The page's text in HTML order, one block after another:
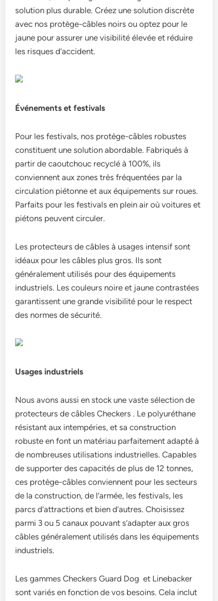
solution plus durable. Créez une solution discrète
avec nos protège-câbles noirs ou optez pour le
jaune pour assurer une visibilité élevée et réduire
les risques d’accident.
Événements et festivals
Pour les festivals, nos protège-câbles robustes
constituent une solution abordable. Fabriqués à
partir de caoutchouc recyclé à 100%, ils
conviennent aux zones très fréquentées par la
circulation piétonne et aux équipements sur roues.
Parfaits pour les festivals en plein air où voitures et
piétons peuvent circuler.
Les protecteurs de câbles à usages intensif sont
idéaux pour les câbles plus gros. Ils sont
généralement utilisés pour des équipements
industriels. Les couleurs noire et jaune contrastées
garantissent une grande visibilité pour le respect
des normes de sécurité.
Usages industriels
Nous avons aussi en stock une vaste sélection de
protecteurs de câbles Checkers . Le polyuréthane
résistant aux intempéries, et sa construction
robuste en font un matériau parfaitement adapté à
de nombreuses utilisations industrielles. Capables
de supporter des capacités de plus de 12 tonnes,
ces protège-câbles conviennent pour les secteurs
de la construction, de l’armée, les festivals, les
parcs d’attractions et bien d’autres. Choisissez
parmi 3 ou 5 canaux pouvant s’adapter aux gros
câbles généralement utilisés dans les équipements
industriels.
Les gammes Checkers Guard Dog et Linebacker
sont variés en fonction de vos besoins. Cela inclut